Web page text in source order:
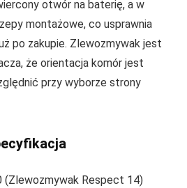
otwór na baterię, a w
montażowe, co usprawnia
po zakupie. Zlewozmywak jest
że orientacja komór jest
przy wyborze strony
(Zlewozmywak Respect 14)